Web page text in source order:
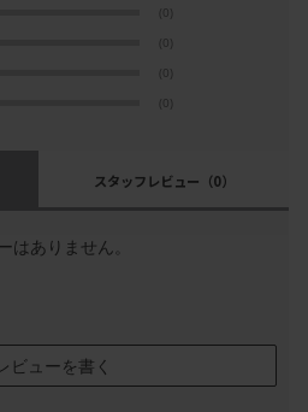
(0)
(0)
(0)
(0)
スタッフレビュー （0）
はありません。
ビューを書く